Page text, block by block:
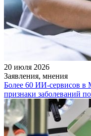
20 июля 2026
Заявления, мнения
Более 60 ИИ-сервисов в
признаки заболеваний